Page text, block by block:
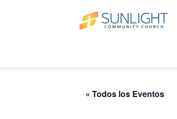
« Todos los Eventos